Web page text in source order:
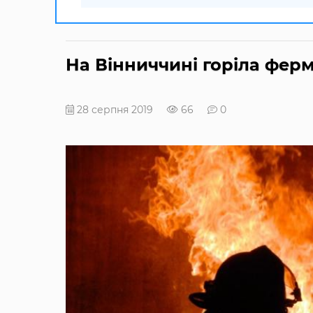
На Вінниччині горіла
28 серпня 2019 66 0